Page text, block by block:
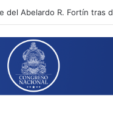
no tendrán energía este